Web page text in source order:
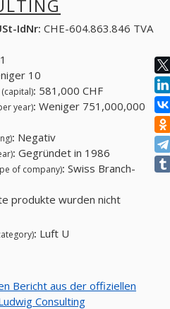
IdNr: CHE-604.863.846 TVA
10
(capital): 581,000 CHF
year): Weniger 751,000,000
: Negativ
: Gegründet in 1986
of company): Swiss Branch-
produkte wurden nicht
: Luft U
Bericht aus der offiziellen
Consulting